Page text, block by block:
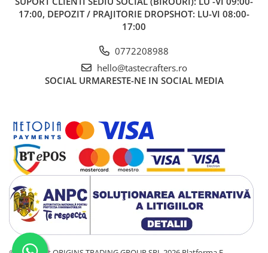
Presa franceza
Filtrare apa
Rasnite Cafea
Rasnite Electrice
Profesionale
Domestice
Domestice Prosumer
Single Dose
Rasnite Manuale
Accesorii Bar
17:00, DEPOZIT / PRAJITORIE DROPSHOT: LU-VI 08:00-
17:00
0772208988
hello@tastecrafters.ro
SOCIAL URMARESTE-NE IN SOCIAL MEDIA